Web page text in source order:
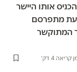
אותו היישר
מתפרסם
המתוקשר
קריאה 4 דק׳